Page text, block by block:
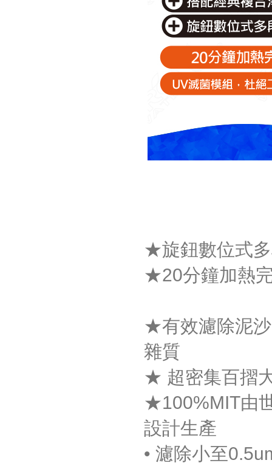
★旋鈕數位式
★20分鐘加熱
★有效濾除泥
雜質
★ 超密集百摺
★100%MIT由
設計生產
• 濾除小至